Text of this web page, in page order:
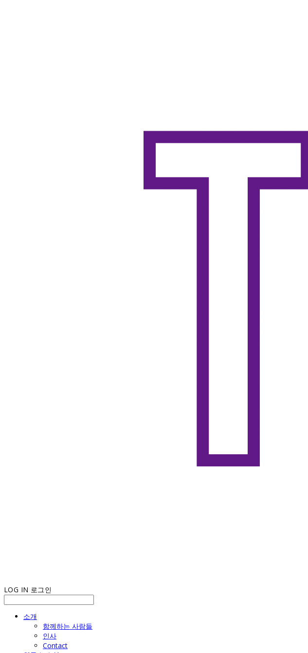
LOG IN 로그인
소개
함께하는 사람들
인사
Contact